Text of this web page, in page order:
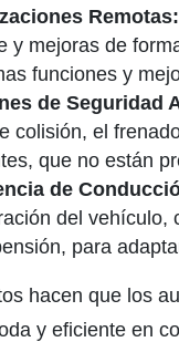
Remotas:
y mejoras de
funciones y
de Seguridad
colisión, el
que no están
de
del vehículo,
para
hacen que los
y eficiente en